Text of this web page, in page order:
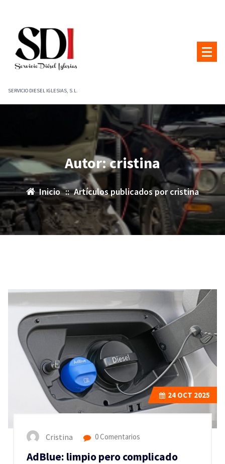
contenido
SERVICIO DIESEL IGLESIAS, S.L.
Autor: cristina
Inicio :: Artículos publicados por cristina
24 OCT 2025
Cristina 0 Comentarios
AdBlue: limpio pero complicado